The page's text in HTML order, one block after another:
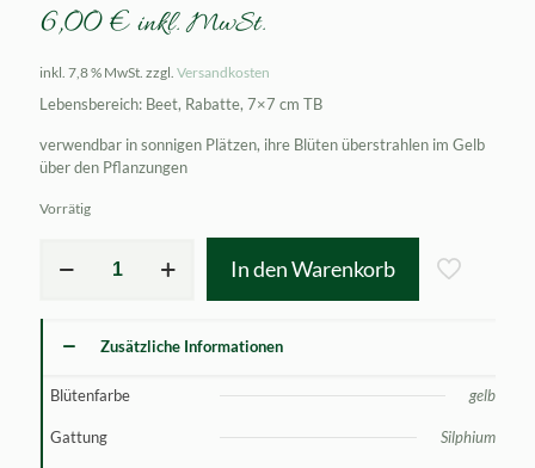
6,00€ inkl. MwSt.
inkl. 7,8 % MwSt. zzgl. Versandkosten
Lebensbereich: Beet, Rabatte, 7×7 cm TB
verwendbar in sonnigen Plätzen, ihre Blüten überstrahlen im Gelb
über den Pflanzungen
Vorrätig
asteriscus
dentatum
In den Warenkorb
Zusätzliche Informationen
Blütenfarbe gelb
Gattung Silphium